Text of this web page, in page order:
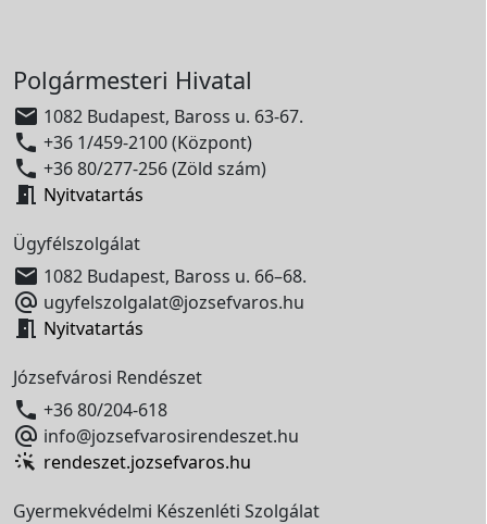
Polgármesteri Hivatal
 1082 Budapest, Baross u. 63-67.
 +36 1/459-2100 (Központ)
 +36 80/277-256 (Zöld szám)
 Nyitvatartás
Ügyfélszolgálat
 1082 Budapest, Baross u. 66–68.
 ugyfelszolgalat@jozsefvaros.hu
 Nyitvatartás
Józsefvárosi Rendészet
 +36 80/204-618
 info@jozsefvarosirendeszet.hu
rendeszet.jozsefvaros.hu
Gyermekvédelmi Készenléti Szolgálat